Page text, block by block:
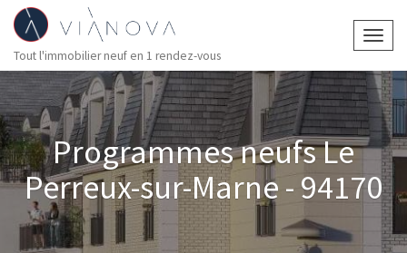
Tout l'immobilier neuf en 1 rendez-vous
Programmes neufs Le
Perreux-sur-Marne - 94170